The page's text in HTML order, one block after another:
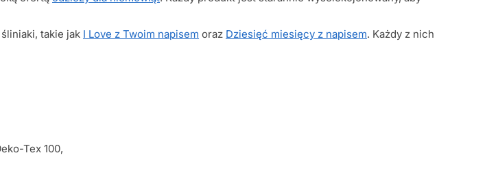
takie jak I Love z Twoim napisem oraz Dziesięć miesięcy z napisem. Każdy z nich
Tex 100,